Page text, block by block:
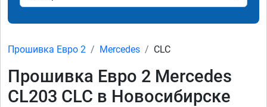
Прошивка Евро 2 Mercedes CLC
Прошивка Евро 2 Mercedes
CL203 CLC в Новосибирске